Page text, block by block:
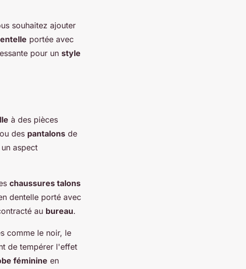
souhaitez ajouter
portée avec
pour un style
à des pièces
des pantalons de
aspect
chaussures talons
dentelle porté avec
au bureau.
comme le noir, le
de tempérer l'effet
féminine en